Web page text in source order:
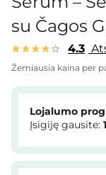
su Čagos
4.3
Žemiausia kaina per
Lojalumo
Įsigiję gausite: